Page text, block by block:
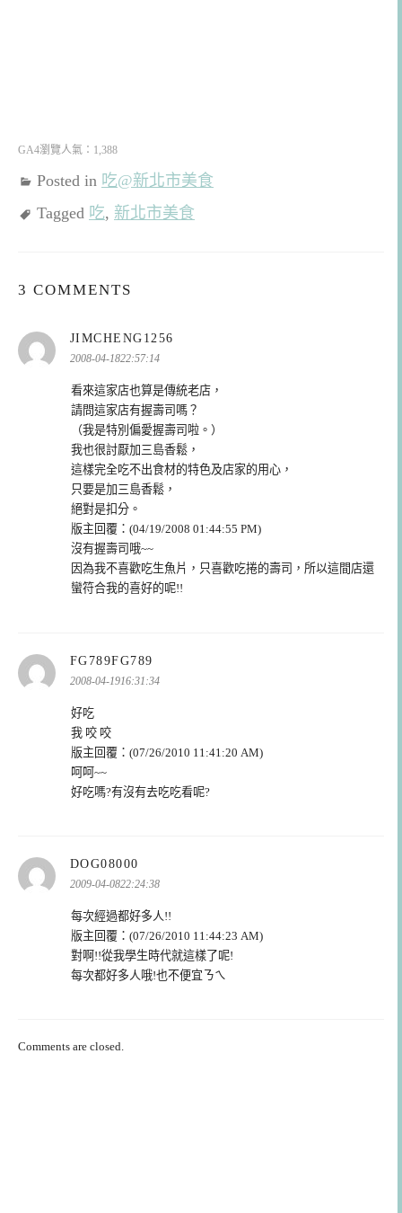
GA4瀏覽人氣：1,388
Posted in 吃@新北市美食
Tagged 吃, 新北市美食
3 COMMENTS
JIMCHENG1256
2008-04-1822:57:14
看來這家店也算是傳統老店，
請問這家店有握壽司嗎？
（我是特別偏愛握壽司啦。）
我也很討厭加三島香鬆，
這樣完全吃不出食材的特色及店家的用心，
只要是加三島香鬆，
絕對是扣分。
版主回覆：(04/19/2008 01:44:55 PM)
沒有握壽司哦~~
因為我不喜歡吃生魚片，只喜歡吃捲的壽司，所以這間店還
蠻符合我的喜好的呢!!
FG789FG789
示:
2008-04-1916:31:34
好吃
我 咬 咬
版主回覆：(07/26/2010 11:41:20 AM)
呵呵~~
好吃嗎?有沒有去吃吃看呢?
DOG08000
示:
2009-04-0822:24:38
每次經過都好多人!!
版主回覆：(07/26/2010 11:44:23 AM)
對啊!!從我學生時代就這樣了呢!
每次都好多人哦!也不便宜ㄋㄟ
Comments are closed.